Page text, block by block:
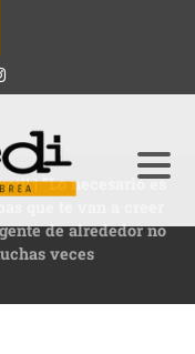
| “Lo necesario es
de alrededor no
veces